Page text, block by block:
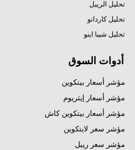
تحليل الريبل
تحليل كاردانو
تحليل شيبا اينو
أدوات السوق
مؤشر أسعار بيتكوين
مؤشر أسعار إيثريوم
مؤشر أسعار بيتكوين كاش
مؤشر سعر لايتكوين
مؤشر سعر ريبل